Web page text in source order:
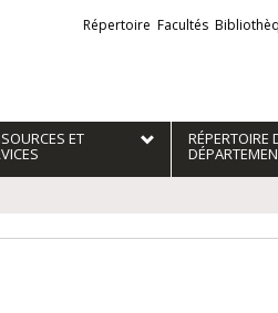
Liens
externes
Répertoire Facultés
ET RÉPERTOIRE